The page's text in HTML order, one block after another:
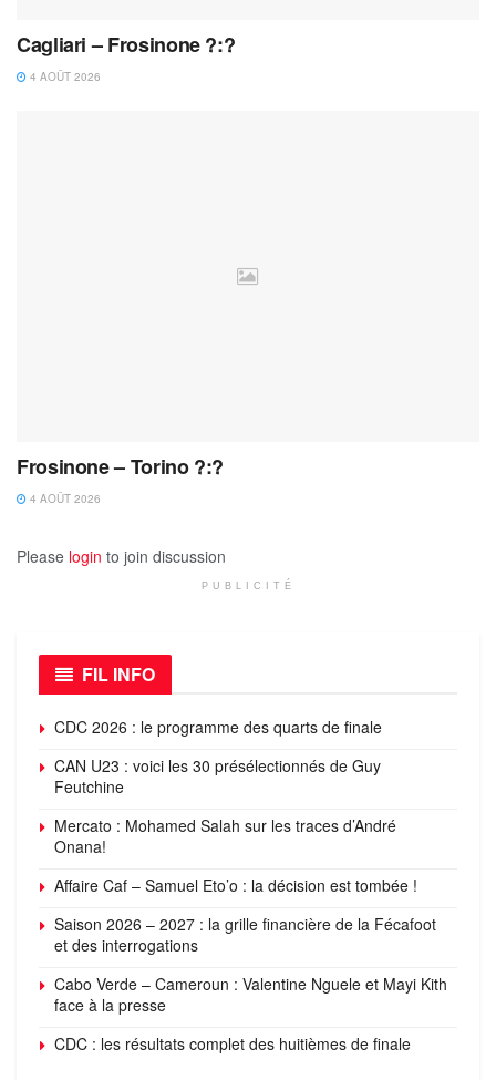
Cagliari – Frosinone ?:?
4 AOÛT 2026
Frosinone – Torino ?:?
4 AOÛT 2026
Please login to join discussion
PUBLICITÉ
FIL INFO
CDC 2026 : le programme des quarts de finale
CAN U23 : voici les 30 présélectionnés de Guy
Feutchine
Mercato : Mohamed Salah sur les traces d’André
Onana!
Affaire Caf – Samuel Eto’o : la décision est tombée !
Saison 2026 – 2027 : la grille financière de la Fécafoot
et des interrogations
Cabo Verde – Cameroun : Valentine Nguele et Mayi Kith
face à la presse
CDC : les résultats complet des huitièmes de finale